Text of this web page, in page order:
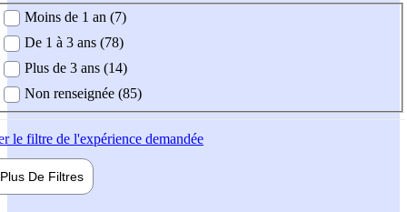
demandée
Moins de 1 an (7)
De 1 à 3 ans (78)
Plus de 3 ans (14)
Non renseignée (85)
le filtre de l'expérience demandée
Plus De Filtres